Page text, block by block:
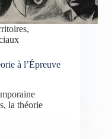
,
à l’Épreuve
la théorie